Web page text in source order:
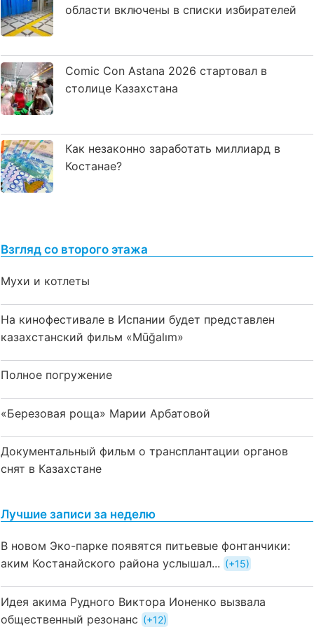
области включены в списки избирателей
Comic Con Astana 2026 стартовал в
столице Казахстана
Как незаконно заработать миллиард в
Костанае?
Взгляд со второго этажа
Мухи и котлеты
На кинофестивале в Испании будет представлен
казахстанский фильм «Mūğalım»
Полное погружение
«Березовая роща» Марии Арбатовой
Документальный фильм о трансплантации органов
снят в Казахстане
Лучшие записи за неделю
В новом Эко-парке появятся питьевые фонтанчики:
аким Костанайского района услышал...
+15
Идея акима Рудного Виктора Ионенко вызвала
общественный резонанс
+12